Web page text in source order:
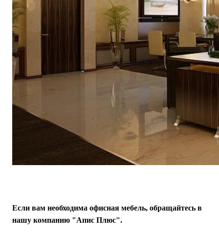
Если вам необходима офисная мебель, обращайтесь в
нашу компанию "Апис Плюс".